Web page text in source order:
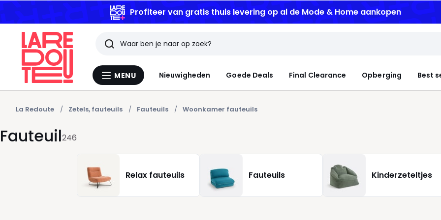
Profiteer van gratis thuis leveringop al de Mode & Home aankopen
Menu
MENU Nieuwigheden Goede Deals Final Clearance Opberging Best
Zoeken
Laatst
bekeken
artikelen
La Redoute Zetels, fauteuils Fauteuils Woonkamer fauteuils
Fauteuil246
Relax fauteuils Fauteuils Kinderzeteltjes